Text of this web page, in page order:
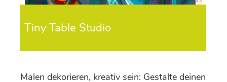
Tiny Table Studio
Malen dekorieren, kreativ sein: Gestalte deinen